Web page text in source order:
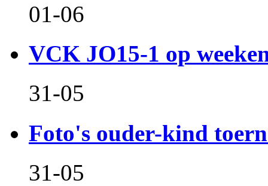
01-06
VCK JO15-1 op
31-05
Foto's ouder-kind
31-05